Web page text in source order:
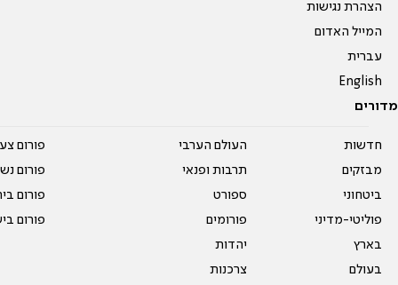
הצהרת נגישות
המייל האדום
עברית
English
מדורים
חדשות
מבזקים
ביטחוני
פוליטי-מדיני
בארץ
בעולם
העולם הערבי
תרבות ופנאי
ספורט
פורומים
יהדות
צרכנות
פורום
פורום
פורום
פורום